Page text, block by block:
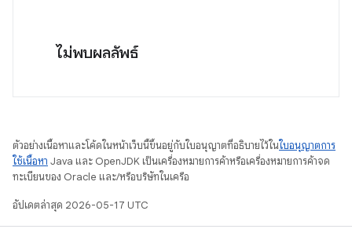
ไม่พบผลลัพธ์
ตัวอย่างเนื้อหาและโค้ดในหน้าเว็บนี้ขึ้นอยู่กับใบอนุญาตที่อธิบายไว้ในใบอนุญาตการ
ใช้เนื้อหา Java และ OpenJDK เป็นเครื่องหมายการค้าหรือเครื่องหมายการค้าจด
ทะเบียนของ Oracle และ/หรือบริษัทในเครือ
อัปเดตล่าสุด 2026-05-17 UTC